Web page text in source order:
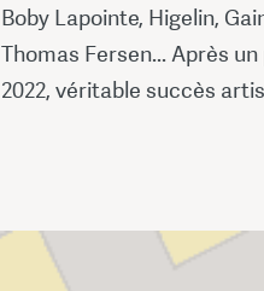
Boby Lapointe, Higelin,
Thomas Fersen... Après
2022, véritable succès